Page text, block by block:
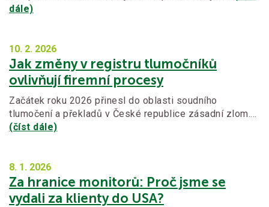
dále)
10. 2. 2026
Jak změny v registru tlumočníků
ovlivňují firemní procesy
Začátek roku 2026 přinesl do oblasti soudního
tlumočení a překladů v České republice zásadní zlom.…
(číst dále)
8. 1. 2026
Za hranice monitorů: Proč jsme se
vydali za klienty do USA?